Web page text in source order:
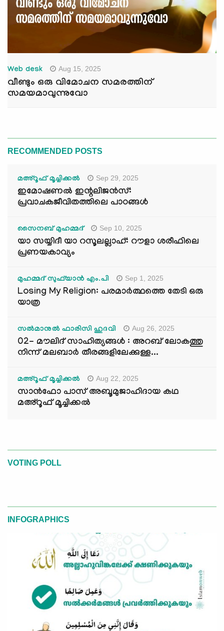
Web desk Aug 15, 2025
വീണ്ടും ഒരു വിമോചന സമരത്തിന്
സമയമാവുന്നുവോ
RECOMMENDED POSTS
മഅ്റൂഫ് മൂച്ചിക്കല്‍ Sep 29, 2025
ഇമോഷണൽ ഇന്റലിജൻസ്:
പ്രവാചകജീവിതത്തിലെ പാഠങ്ങൾ
സൈനബ് മുഹമ്മദ് Sep 10, 2025
യാ സയ്യിദീ യാ റസൂലല്ലാഹ്: റൗളാ ശരീഫിലെ
പ്രണയകാവ്യം
മുഹമ്മദ് സുഫ്‌യാൻ എം.പി Sep 1, 2025
Losing My Religion: പരമാർത്ഥത്തെ തേടി ഒരു
യാത്ര
സൽമാനുൽ ഫാരിസി ഹുദവി Aug 26, 2025
02- മൗലിദ് സാഹിത്യങ്ങൾ : അറബ് ലോകത്തു
നിന്ന് മലബാർ തീരങ്ങളിലേക്കുള്ള...
മഅ്റൂഫ് മൂച്ചിക്കല്‍ Aug 22, 2025
സാൻഫോ പാസ് അബൂമുജാഹിദായ കഥ
മഅ്റൂഫ് മൂച്ചിക്കല്‍
VOTING POLL
INFOGRAPHICS